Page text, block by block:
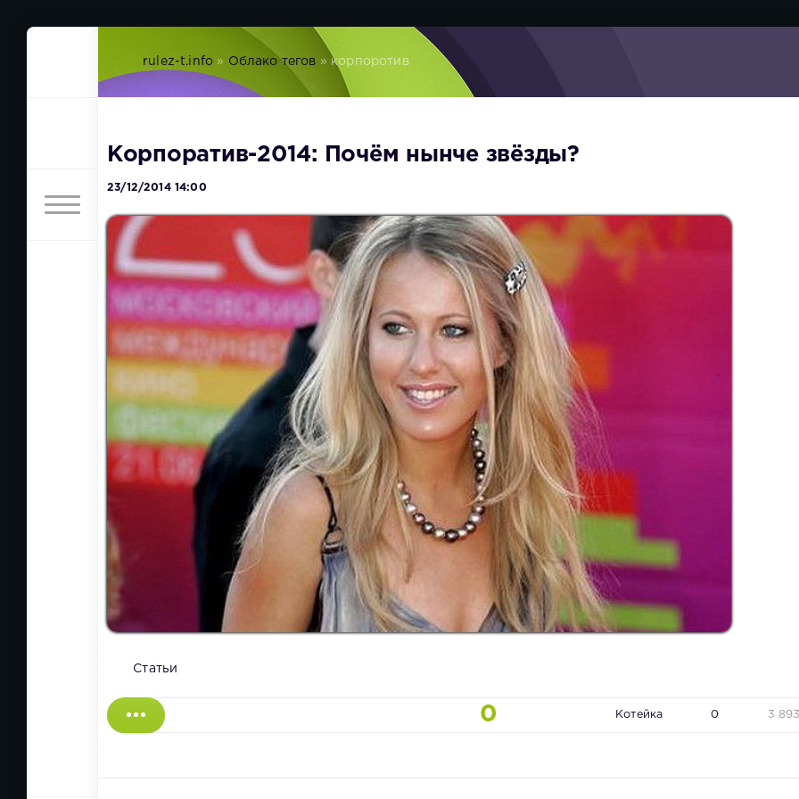
rulez-t.info » Облако тегов » корпоротив
Корпоратив-2014: Почём нынче звёзды?
23/12/2014 14:00
Статьи
0 Котейка 0 3